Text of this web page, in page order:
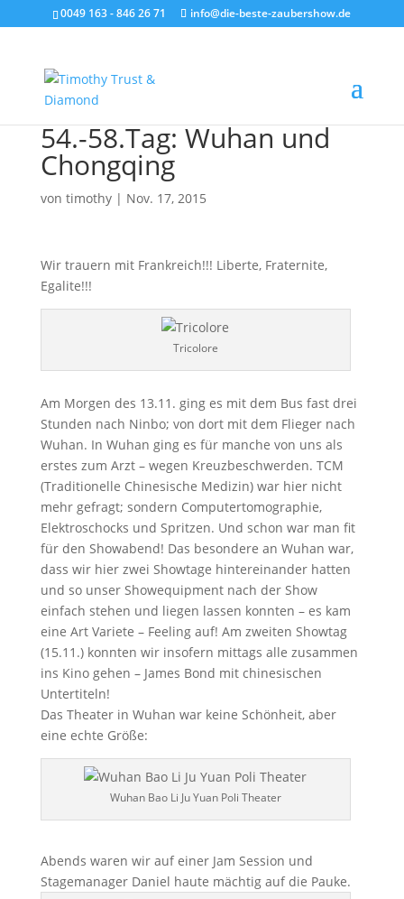
0049 163 - 846 26 71 info@die-beste-zaubershow.de
54.-58.Tag: Wuhan und
Chongqing
von timothy| Nov. 17, 2015
Wir trauern mit Frankreich!!! Liberte, Fraternite,
Egalite!!!
Tricolore
Am Morgen des 13.11. ging es mit dem Bus fast drei
Stunden nach Ninbo; von dort mit dem Flieger nach
Wuhan. In Wuhan ging es für manche von uns als
erstes zum Arzt – wegen Kreuzbeschwerden. TCM
(Traditionelle Chinesische Medizin) war hier nicht
mehr gefragt; sondern Computertomographie,
Elektroschocks und Spritzen. Und schon war man fit
für den Showabend! Das besondere an Wuhan war,
dass wir hier zwei Showtage hintereinander hatten
und so unser Showequipment nach der Show
einfach stehen und liegen lassen konnten – es kam
eine Art Variete – Feeling auf! Am zweiten Showtag
(15.11.) konnten wir insofern mittags alle zusammen
ins Kino gehen – James Bond mit chinesischen
Untertiteln!
Das Theater in Wuhan war keine Schönheit, aber
eine echte Größe:
Wuhan Bao Li Ju Yuan Poli Theater
Abends waren wir auf einer Jam Session und
Stagemanager Daniel haute mächtig auf die Pauke.